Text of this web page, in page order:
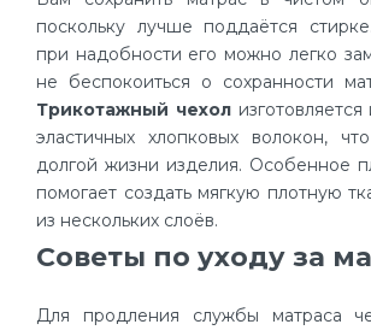
поскольку лучше поддаётся
при надобности его можно легко
не беспокоиться о сохранности
Трикотажный чехолизготовляется
эластичных хлопковых волокон,
долгой жизни изделия. Особенное
помогает создать мягкую плотную
из нескольких слоёв.
Советы по уходу за
Для продления службы матраса